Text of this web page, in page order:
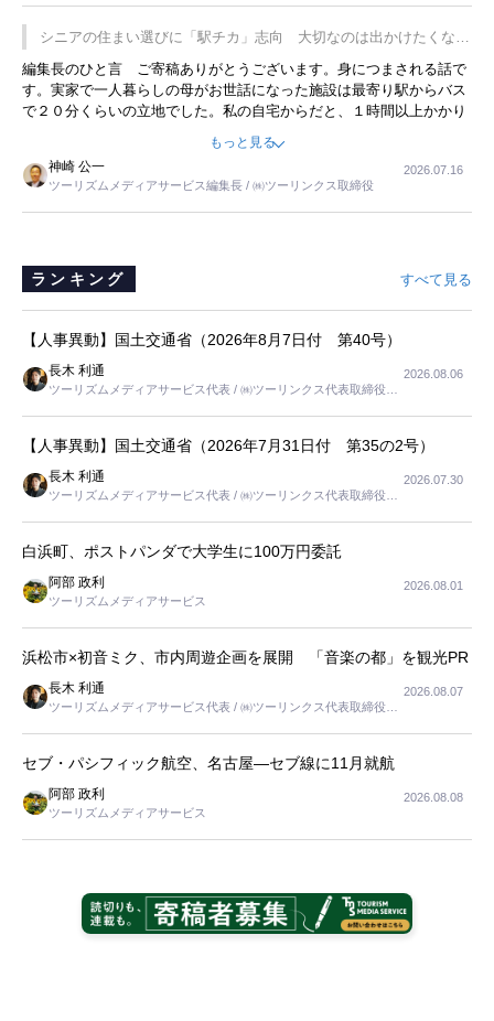
プレミアムヨーグルトを販売するにあたり、社内に懸念もあったそう
です。永井社長は、駐車場に都内ナンバーの高級外車が停まっている
ことに目をつけ、高級商品でも売れると確信したそうです。今回の記
事を懐かしく読みました。
シニアの住まい選びに「駅チカ」志向 大切なのは出かけたくなる
暮らし
編集長のひと言 ご寄稿ありがとうございます。身につまされる話で
す。実家で一人暮らしの母がお世話になった施設は最寄り駅からバス
で２０分くらいの立地でした。私の自宅からだと、１時間以上かかり
ました。母の住まいから近いという理由で、その施設を選択したので
すが、私と妹にとっては、半日仕事ででした。シニアの住まい選び
は、当人だけではなく、世話をする家族の足の便も考えない外池ない
と思いました。
もっと見る
神崎 公一
ツーリズムメディアサービス編集長 / ㈱ツーリンクス取締役
2026.07.16
ランキング すべて見る
【人事異動】国土交通省（2026年8月7日付 第40号）
長木 利通
ツーリズムメディアサービス代表 / ㈱ツーリンクス代表取締役社
2026.08.06
【人事異動】国土交通省（2026年7月31日付 第35の2号）
長木 利通
ツーリズムメディアサービス代表 / ㈱ツーリンクス代表取締役社
2026.07.30
白浜町、ポストパンダで大学生に100万円委託
阿部 政利
ツーリズムメディアサービス
2026.08.01
浜松市×初音ミク、市内周遊企画を展開 「音楽の都」を観光PR
長木 利通
ツーリズムメディアサービス代表 / ㈱ツーリンクス代表取締役社
2026.08.07
セブ・パシフィック航空、名古屋―セブ線に11月就航
阿部 政利
ツーリズムメディアサービス
2026.08.08